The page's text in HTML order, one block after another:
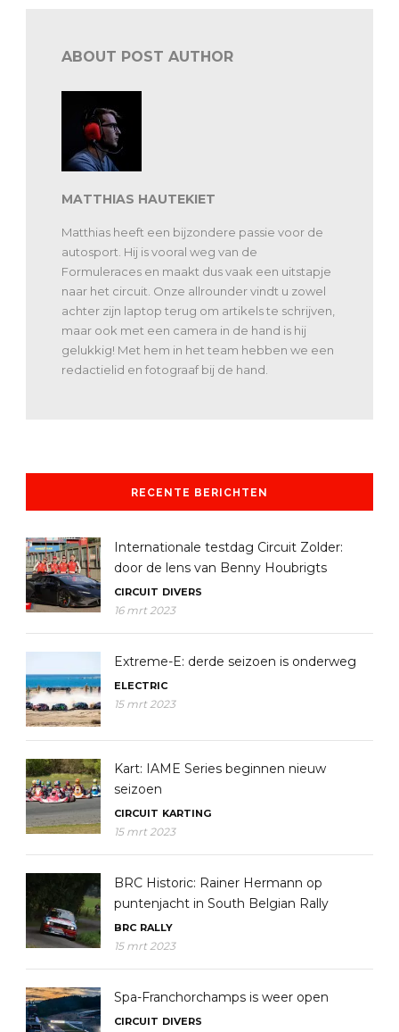
ABOUT POST AUTHOR
MATTHIAS HAUTEKIET
Matthias heeft een bijzondere passie voor de
autosport. Hij is vooral weg van de
Formuleraces en maakt dus vaak een uitstapje
naar het circuit. Onze allrounder vindt u zowel
achter zijn laptop terug om artikels te schrijven,
maar ook met een camera in de hand is hij
gelukkig! Met hem in het team hebben we een
redactielid en fotograaf bij de hand.
RECENTE BERICHTEN
Internationale testdag Circuit Zolder:
door de lens van Benny Houbrigts
CIRCUIT DIVERS
16 mrt 2023
Extreme-E: derde seizoen is onderweg
ELECTRIC
15 mrt 2023
Kart: IAME Series beginnen nieuw
seizoen
CIRCUIT KARTING
15 mrt 2023
BRC Historic: Rainer Hermann op
puntenjacht in South Belgian Rally
BRC RALLY
15 mrt 2023
Spa-Franchorchamps is weer open
CIRCUIT DIVERS